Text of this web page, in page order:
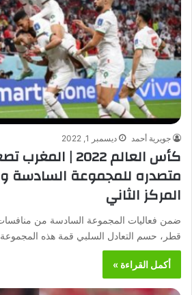
جويرية أحمد ديسمبر 1, 2022
متصدره للمجموعة السادسة
المركز الثاني
قطر، حسم التعادل السلبي قمة هذه المجموعة
أكمل القراءة »